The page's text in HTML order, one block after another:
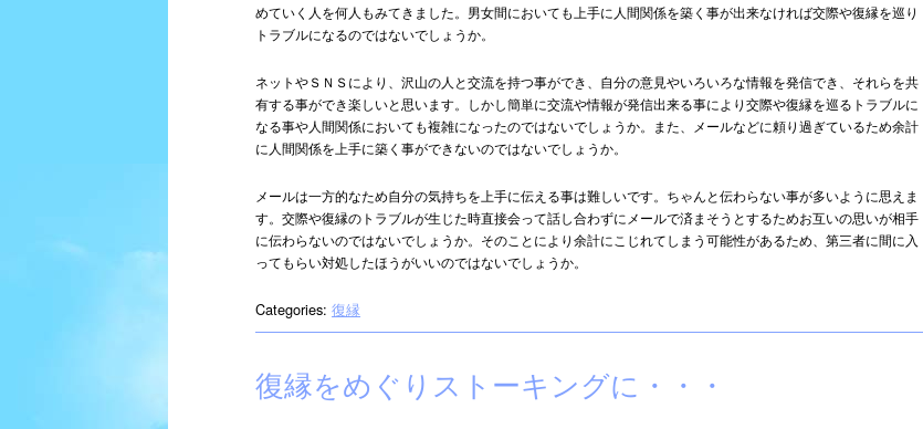
めていく人を何人もみてきました。男女間においても上手に人間関係を築く事が出来なければ交際や復縁を巡り
トラブルになるのではないでしょうか。
ネットやＳＮＳにより、沢山の人と交流を持つ事ができ、自分の意見やいろいろな情報を発信でき、それらを共
有する事ができ楽しいと思います。しかし簡単に交流や情報が発信出来る事により交際や復縁を巡るトラブルに
なる事や人間関係においても複雑になったのではないでしょうか。また、メールなどに頼り過ぎているため余計
に人間関係を上手に築く事ができないのではないでしょうか。
メールは一方的なため自分の気持ちを上手に伝える事は難しいです。ちゃんと伝わらない事が多いように思えま
す。交際や復縁のトラブルが生じた時直接会って話し合わずにメールで済まそうとするためお互いの思いが相手
に伝わらないのではないでしょうか。そのことにより余計にこじれてしまう可能性があるため、第三者に間に入
ってもらい対処したほうがいいのではないでしょうか。
Categories:復縁
復縁をめぐりストーキングに・・・